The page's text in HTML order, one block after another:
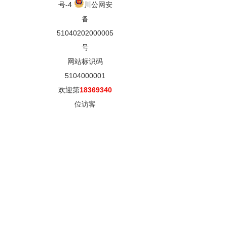
号-4
川公网安
备
51040202000005
号
网站标识码
5104000001
欢迎第18369340
位访客